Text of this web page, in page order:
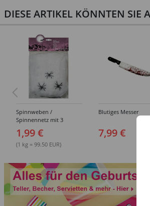
DIESE ARTIKEL KÖNNTEN SIE
Spinnweben /
Spinnennetz mit 3
Spinnen, 20g, weiß
1,99 €
(1 kg = 99.50 EUR)
Blutiges Messer
7,99 €